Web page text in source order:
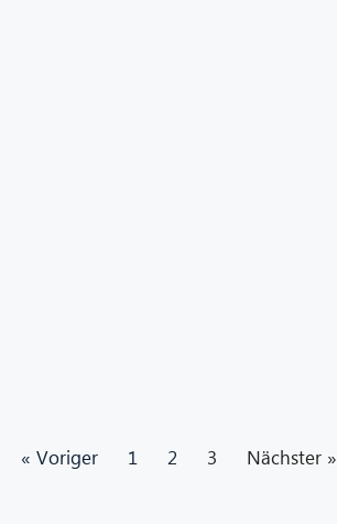
« Voriger 1 2 3 Nächster »